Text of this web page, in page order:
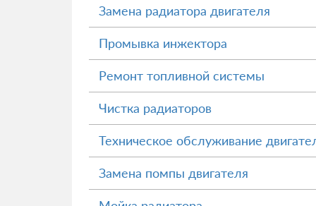
Замена радиатора двигателя
Промывка инжектора
Ремонт топливной системы
Чистка радиаторов
Техническое обслуживание
Замена помпы двигателя